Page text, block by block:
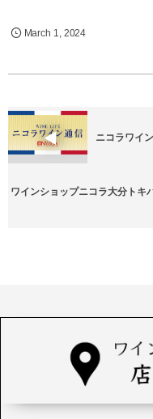
March 1, 2024
ニコラワイ
ワインショップニコラ大分トキ